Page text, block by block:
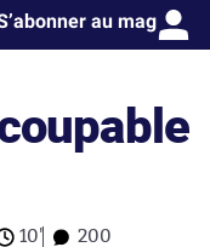
au mag
10' 200